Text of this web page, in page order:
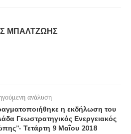
ΜΠΑΛΤΖΏΗΣ
ανάλυση
η εκδήλωση του
Γεωστρατηγικός Ενεργειακός
Τετάρτη 9 Μαΐου 2018